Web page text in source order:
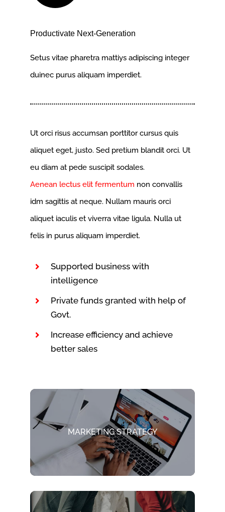
Productivate Next-Generation
Setus vitae pharetra mattiys adipiscing integer
duinec purus aliquam imperdiet.
Ut orci risus accumsan porttitor cursus quis
aliquet eget, justo. Sed pretium blandit orci. Ut
eu diam at pede suscipit sodales.
Aenean lectus elit fermentum non convallis
idm sagittis at neque. Nullam mauris orci
aliquet iaculis et viverra vitae ligula. Nulla ut
felis in purus aliquam imperdiet.
Supported business with
intelligence
Private funds granted with help of
Govt.
Increase efficiency and achieve
better sales
MARKETING STRATEGY